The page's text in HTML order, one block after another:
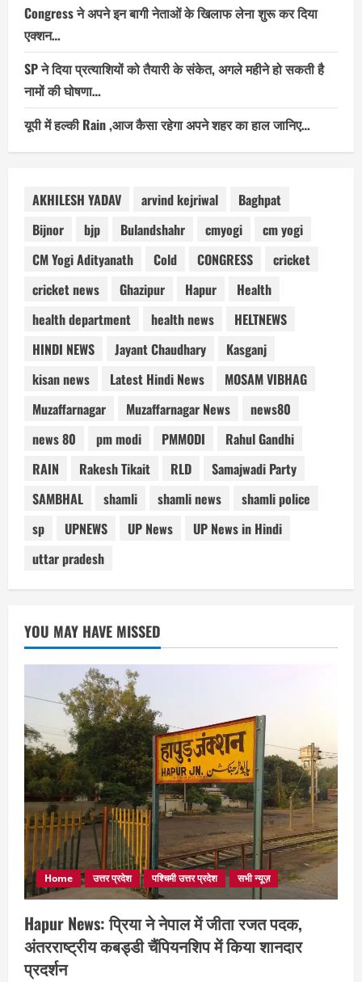
Congress ने अपने इन बागी नेताओं के खिलाफ लेना शुरू कर दिया
एक्शन…
SP ने दिया प्रत्याशियों को तैयारी के संकेत, अगले महीने हो सकती है
नामों की घोषणा…
यूपी में हल्की Rain ,आज कैसा रहेगा अपने शहर का हाल जानिए…
AKHILESH YADAV arvind kejriwal
Baghpat
Bijnor
bjp Bulandshahr cmyogi
cm yogi
CM Yogi Adityanath
Cold CONGRESS
cricket
cricket news
Ghazipur Hapur
Health
health department
health news
HELTNEWS
HINDI NEWS
Jayant Chaudhary
Kasganj
kisan news
Latest Hindi News
MOSAM VIBHAG
Muzaffarnagar
Muzaffarnagar News
news80
news 80
pm modi PMMODI
Rahul Gandhi
RAIN
Rakesh Tikait RLD
Samajwadi Party
SAMBHAL
shamli shamli news
shamli police
sp
UPNEWS UP News
UP News in Hindi
uttar pradesh
YOU MAY HAVE MISSED
Home उत्तर प्रदेश पश्चिमी उत्तर प्रदेश सभी न्यूज़
Hapur News: प्रिया ने नेपाल में जीता रजत पदक,
अंतरराष्ट्रीय कबड्डी चैंपियनशिप में किया शानदार
प्रदर्शन